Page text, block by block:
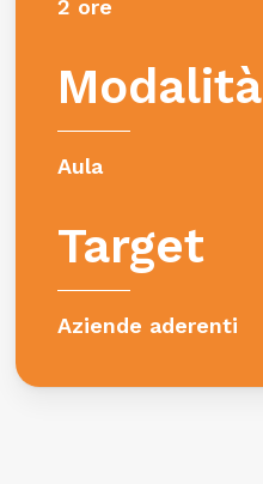
2 ore
Modalità
Aula
Target
Aziende aderenti